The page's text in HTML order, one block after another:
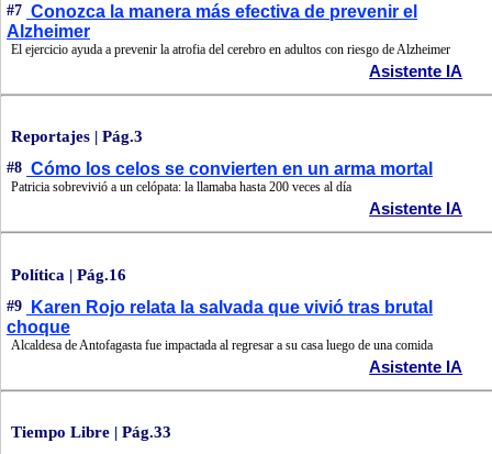
#7 Conozca la manera más efectiva de prevenir el
Alzheimer
El ejercicio ayuda a prevenir la atrofia del cerebro en adultos con riesgo de Alzheimer
Asistente IA
Reportajes | Pág.3
#8 Cómo los celos se convierten en un arma mortal
Patricia sobrevivió a un celópata: la llamaba hasta 200 veces al día
Asistente IA
Política | Pág.16
#9
Karen Rojo relata la salvada que vivió tras brutal
choque
Alcaldesa de Antofagasta fue impactada al regresar a su casa luego de una comida
Asistente IA
Tiempo Libre | Pág.33